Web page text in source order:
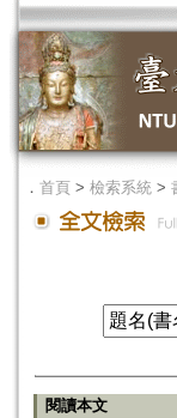
． 首頁 > 檢索系統 >
閱讀本文